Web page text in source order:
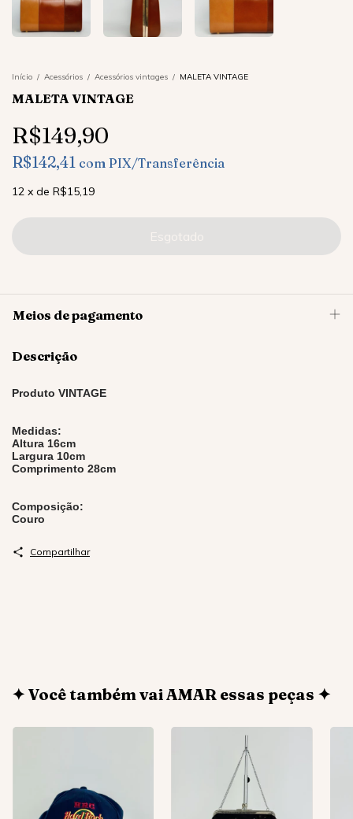
Início / Acessórios / Acessórios vintages / MALETA VINTAGE
MALETA VINTAGE
R$149,90
R$142,41 com PIX/Transferência
12 x de R$15,19
Meios de pagamento
Descrição
Produto VINTAGE
Medidas:
Altura 16cm
Largura 10cm
Comprimento 28cm
Composição:
Couro
Compartilhar
✦ Você também vai AMAR essas peças ✦